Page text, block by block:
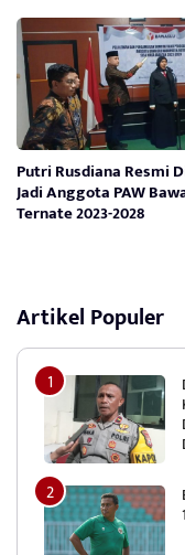
Putri Rusdiana Resmi
Jadi Anggota PAW
Ternate 2023-2028
Artikel Populer